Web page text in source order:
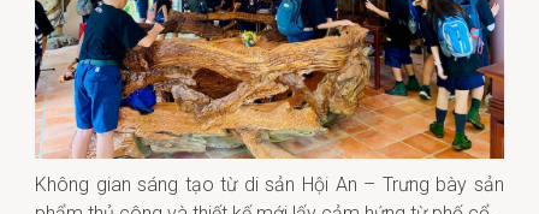
Không gian sáng tạo từ di sản Hội An – Trưng bày sản